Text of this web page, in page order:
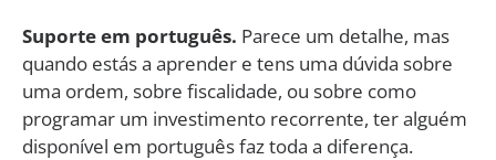
Suporte em português. Parece um detalhe, mas
quando estás a aprender e tens uma dúvida sobre
uma ordem, sobre fiscalidade, ou sobre como
programar um investimento recorrente, ter alguém
disponível em português faz toda a diferença.